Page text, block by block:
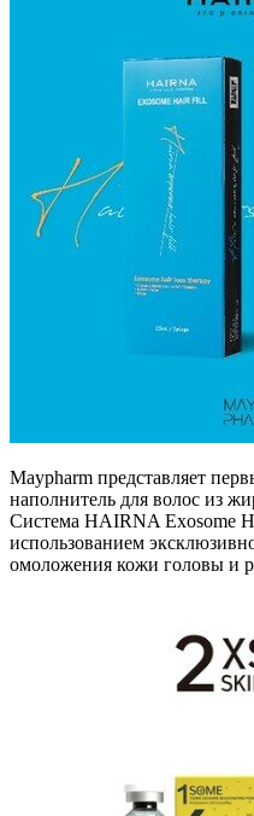
Maypharm представляет
наполнитель для волос из
Система HAIRNA Exosome
использованием
омоложения кожи головы и